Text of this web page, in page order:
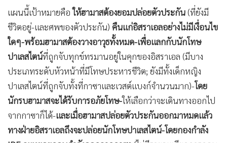
แผนนี้จัดทำขึ้นโดยทีมของทรัมป์นำโดยที่ปรึกษาพิเศษสตีฟ วิท
คอฟฟ์ (เพื่อนนักพัฒนาอสังหาริมทรัพย์ของทรัมป์ที่นิวยอร์ก
และเป็นเพื่อนก๊วนกอล์ฟของทรัมป์) ซึ่งเป็นคนยิวด้วย และมี
ตำแหน่งเป็นถึงทูตพิเศษประจำตะวันออกกลาง (และช่วยเจรจา
กับรัสเซียเรื่องยูเครนด้วย!! เป็นทูตแบบเหมารวมในทุกๆ เรื่อง เพ
ราะทรัมป์ไว้ใจเป็นพิเศษ)-และมีการเรียกตัวลูกเขย (ที่เคยเป็น
คนโปรดของทรัมป์) นายจาเร็ด คุชเนอร์-สามีของอีวองกา
ทรัมป์-ให้กลับมาช่วยดูแลเรื่องข้อตกเสนอ 20 ข้อเพื่อสงบศึกที่
กาซานี้ด้วย